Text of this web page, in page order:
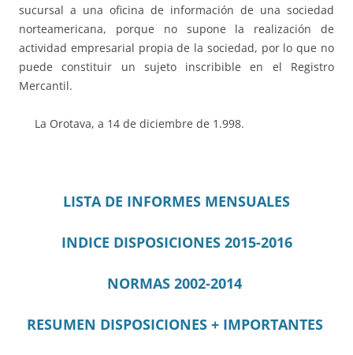
sucursal a una oficina de información de una sociedad
norteamericana, porque no supone la realización de
actividad empresarial propia de la sociedad, por lo que no
puede constituir un sujeto inscribible en el Registro
Mercantil.
La Orotava, a 14 de diciembre de 1.998.
LISTA DE INFORMES MENSUALES
INDICE DISPOSICIONES 2015-2016
NORMAS 2002-2014
RESUMEN DISPOSICIONES + IMPORTANTES